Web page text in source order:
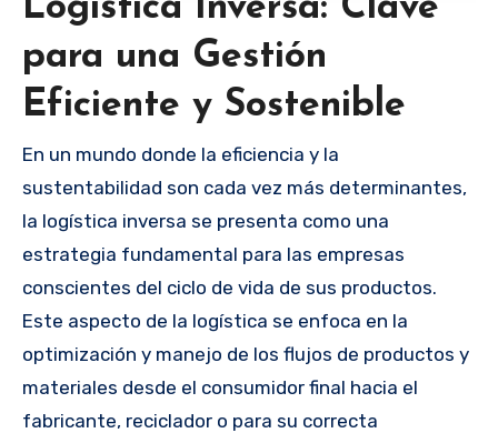
Logística Inversa: Clave
para una Gestión
Eficiente y Sostenible
En un mundo donde la eficiencia y la
sustentabilidad son cada vez más determinantes,
la logística inversa se presenta como una
estrategia fundamental para las empresas
conscientes del ciclo de vida de sus productos.
Este aspecto de la logística se enfoca en la
optimización y manejo de los flujos de productos y
materiales desde el consumidor final hacia el
fabricante, reciclador o para su correcta